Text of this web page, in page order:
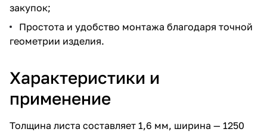
закупок;
Простота и удобство монтажа благодаря точной
геометрии изделия.
Характеристики и
применение
Толщина листа составляет 1,6 мм, ширина — 1250